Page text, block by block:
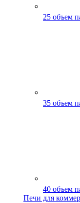
25 объем
35 объем
40 объем
Печи для